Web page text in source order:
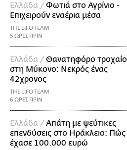
Ελλάδα /Φωτιά στο Αγρίνιο -
Επιχειρούν εναέρια μέσα
THE LIFO TEAM
5 ΩΡΕΣ ΠΡΙΝ
Ελλάδα /Θανατηφόρο τροχαίο
στη Μύκονο: Νεκρός ένας
42χρονος
THE LIFO TEAM
6 ΩΡΕΣ ΠΡΙΝ
Ελλάδα /Απάτη με ψεύτικες
επενδύσεις στο Ηράκλειο: Πώς
έχασε 100.000 ευρώ